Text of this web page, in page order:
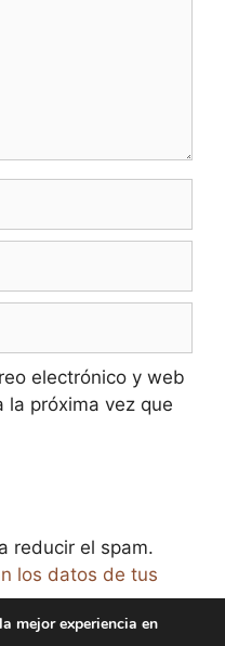
electrónico y web
la próxima vez que
reducir el spam.
los datos de tus
mejor experiencia en